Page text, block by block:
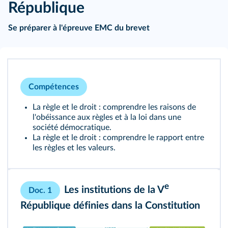
République
Se préparer à l'épreuve EMC du brevet
Compétences
La règle et le droit : comprendre les raisons de
l'obéissance aux règles et à la loi dans une
société démocratique.
La règle et le droit : comprendre le rapport entre
les règles et les valeurs.
Doc. 1 Les institutions de la Ve
République définies dans la Constitution